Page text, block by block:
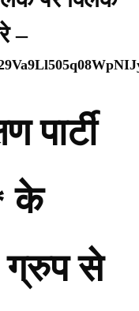
–
पार्टी
के
से